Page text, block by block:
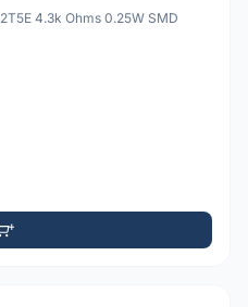
4.3k Ohms 0.25W SMD